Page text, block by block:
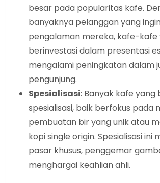
besar pada popularitas kafe.
banyaknya pelanggan yang
pengalaman mereka, kafe-kafe
berinvestasi dalam presentasi
mengalami peningkatan dalam
pengunjung.
Spesialisasi: Banyak kafe yang
spesialisasi, baik berfokus pada
pembuatan bir yang unik atau
kopi single origin. Spesialisasi ini
pasar khusus, penggemar
menghargai keahlian ahli.